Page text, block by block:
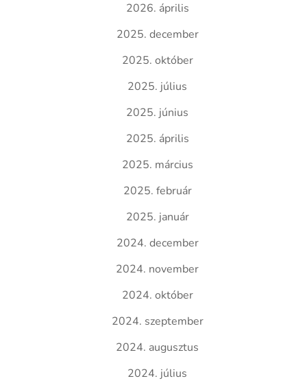
2026. április
2025. december
2025. október
2025. július
2025. június
2025. április
2025. március
2025. február
2025. január
2024. december
2024. november
2024. október
2024. szeptember
2024. augusztus
2024. július